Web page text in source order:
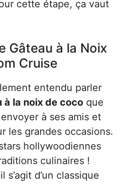
cette étape, ça vaut
Gâteau à la Noix
Cruise
entendu parler
à la noix de coco que
à ses amis et
les grandes occasions.
hollywoodiennes
culinaires !
s’agit d’un classique